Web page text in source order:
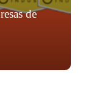
de
20 de 2026
mu ...